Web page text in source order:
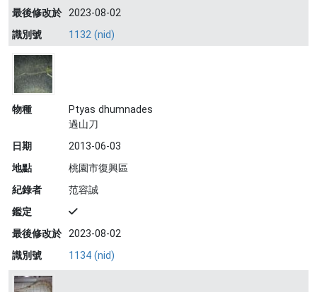
最後修改於 2023-08-02
識別號
1132 (nid)
物種
Ptyas dhumnades
過山刀
日期
2013-06-03
地點
桃園市復興區
紀錄者
范容誠
鑑定
最後修改於 2023-08-02
識別號
1134 (nid)